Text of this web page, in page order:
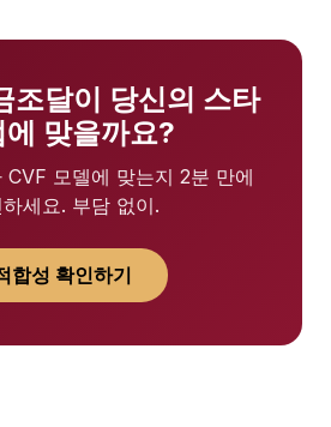
조달이 당신의 스타
에 맞을까요?
CVF 모델에 맞는지 2분 만에
세요. 부담 없이.
합성 확인하기